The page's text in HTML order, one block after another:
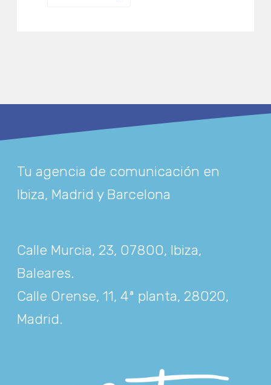
Tu agencia de comunicación en
Ibiza, Madrid y Barcelona
Calle Murcia, 23, 07800, Ibiza,
Baleares.
Calle Orense, 11, 4ª planta, 28020,
Madrid.